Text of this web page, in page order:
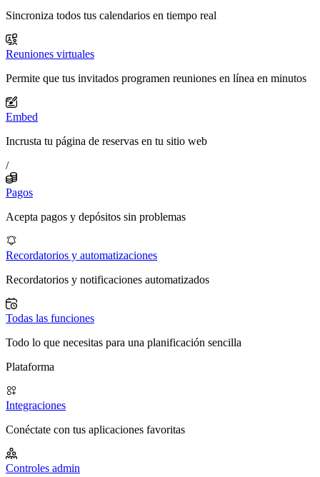
Sincroniza todos tus calendarios en tiempo real
Reuniones virtuales
Permite que tus invitados programen reuniones en línea en minutos
Embed
Incrusta tu página de reservas en tu sitio web
/
Pagos
Acepta pagos y depósitos sin problemas
Recordatorios y automatizaciones
Recordatorios y notificaciones automatizados
Todas las funciones
Todo lo que necesitas para una planificación sencilla
Plataforma
Integraciones
Conéctate con tus aplicaciones favoritas
Controles admin